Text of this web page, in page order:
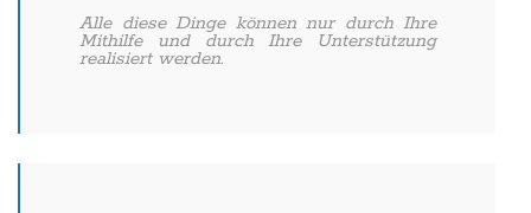
Alle diese Dinge können nur durch Ihre
Mithilfe und durch Ihre Unterstützung
realisiert werden.